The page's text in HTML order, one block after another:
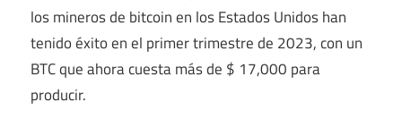
los mineros de bitcoin en los Estados Unidos han
tenido éxito en el primer trimestre de 2023, con un
BTC que ahora cuesta más de $ 17,000 para
producir.